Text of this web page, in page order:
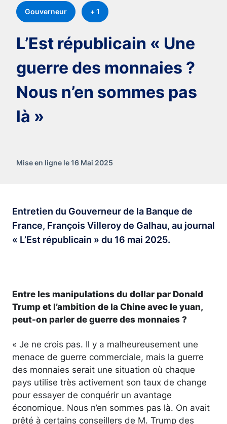
Gouverneur + 1
L’Est républicain « Une
guerre des monnaies ?
Nous n’en sommes pas
là »
Mise en ligne le 16 Mai 2025
Entretien du Gouverneur de la Banque de
France, François Villeroy de Galhau, au journal
« L’Est républicain » du 16 mai 2025.
Entre les manipulations du dollar par Donald
Trump et l’ambition de la Chine avec le yuan,
peut-on parler de guerre des monnaies ?
« Je ne crois pas. Il y a malheureusement une
menace de guerre commerciale, mais la guerre
des monnaies serait une situation où chaque
pays utilise très activement son taux de change
pour essayer de conquérir un avantage
économique. Nous n’en sommes pas là. On avait
prêté à certains conseillers de M. Trump des